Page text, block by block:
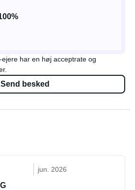
har en høj acceptrate og
Send besked
jun. 2026